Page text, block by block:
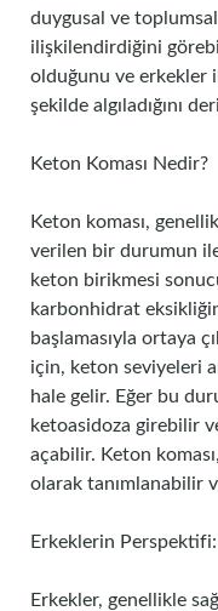
duygusal ve
ilişkilendirdiğini
olduğunu ve erkekler
şekilde algıladığını
Keton Koması Nedir?
Keton koması,
verilen bir durumun
keton birikmesi
karbonhidrat
başlamasıyla ortaya
için, keton seviyeleri
hale gelir. Eğer bu
ketoasidoza girebilir
açabilir. Keton
olarak tanımlanabilir
Erkeklerin Perspektifi:
Erkekler, genellikle